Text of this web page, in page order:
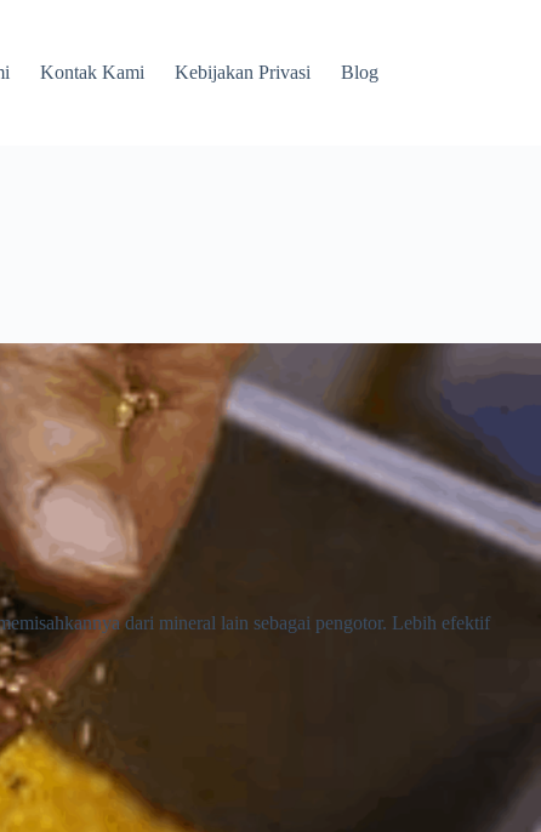
Kontak Kami Kebijakan Privasi Blog
dari mineral lain sebagai pengotor. Lebih efektif